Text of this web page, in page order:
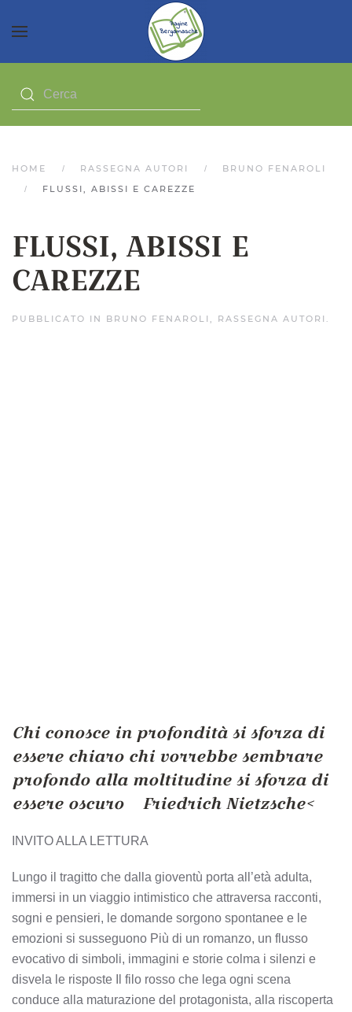
HOME RASSEGNA AUTORI
BRUNO FENAROLI
FLUSSI, ABISSI E CAREZZE
FLUSSI, ABISSI E
CAREZZE
PUBBLICATO IN BRUNO FENAROLI , RASSEGNA AUTORI .
Chi conosce in profondità si sforza di
essere chiaro chi vorrebbe sembrare
profondo alla moltitudine si sforza di
essere oscuro Friedrich Nietzsche<
INVITO ALLA LETTURA
Lungo il tragitto che dalla gioventù porta all’età adulta,
immersi in un viaggio intimistico che attraversa racconti,
sogni e pensieri, le domande sorgono spontanee e le
emozioni si susseguono Più di un romanzo, un flusso
evocativo di simboli, immagini e storie colma i silenzi e
disvela le risposte Il filo rosso che lega ogni scena
conduce alla maturazione del protagonista, alla riscoperta